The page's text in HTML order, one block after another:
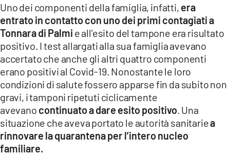
CATANZAROCHANNEL.IT
LACAPITALENEWS.IT
App
ANDROID
APPLE
Uno dei componenti della famiglia, infatti, era
entrato in contatto con uno dei primi contagiati a
Tonnara di Palmi e all’esito del tampone era risultato
positivo. I test allargati alla sua famiglia avevano
accertato che anche gli altri quattro componenti
erano positivi al Covid-19. Nonostante le loro
condizioni di salute fossero apparse fin da subito non
gravi, i tamponi ripetuti ciclicamente
avevano continuato a dare esito positivo. Una
situazione che aveva portato le autorità sanitariea
rinnovare la quarantena per l’intero nucleo
familiare.